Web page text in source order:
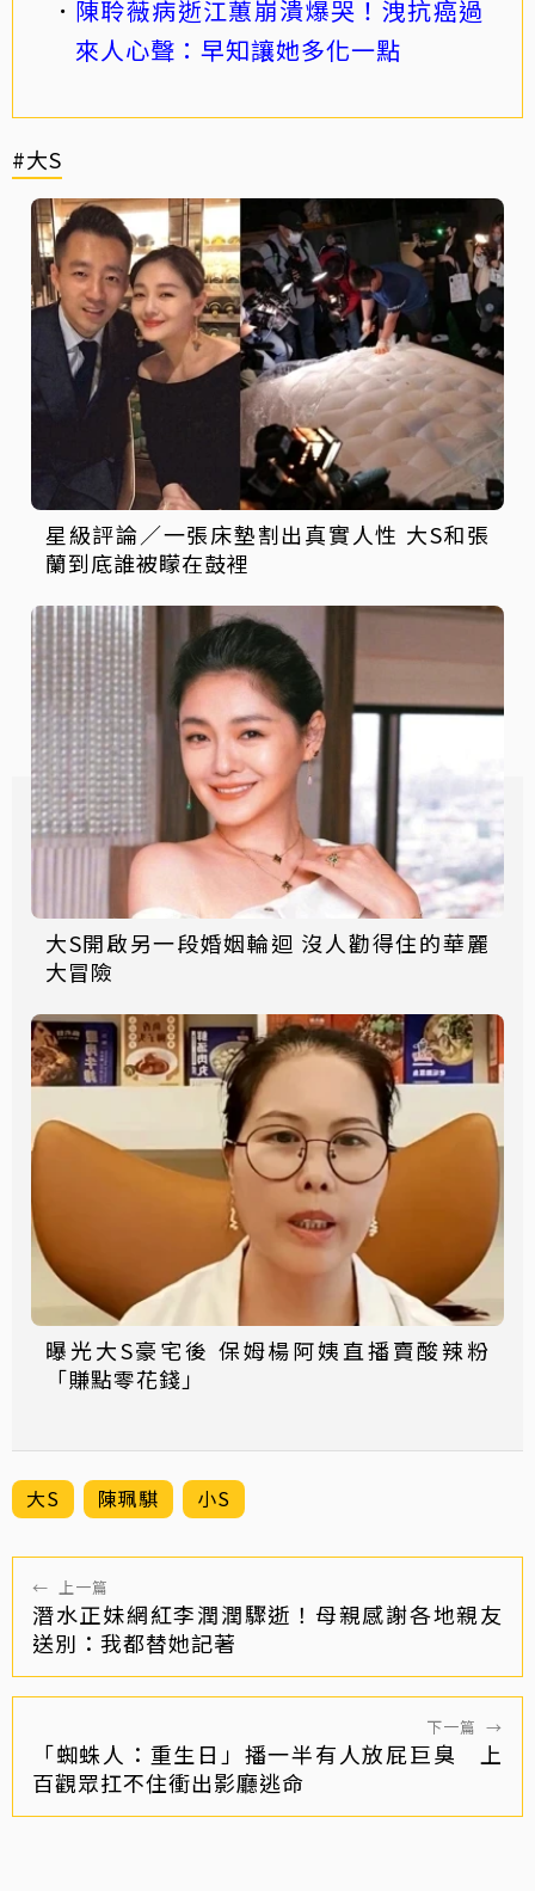
陳聆薇病逝江蕙崩潰爆哭！洩抗癌過
來人心聲：早知讓她多化一點
#大S
星級評論／一張床墊割出真實人性 大S和張
蘭到底誰被矇在鼓裡
大S開啟另一段婚姻輪迴 沒人勸得住的華麗
大冒險
曝光大S豪宅後 保姆楊阿姨直播賣酸辣粉
「賺點零花錢」
大S 陳珮騏 小S
← 上一篇
潛水正妹網紅李潤潤驟逝！母親感謝各地親友
送別：我都替她記著
下一篇 →
「蜘蛛人：重生日」播一半有人放屁巨臭 上
百觀眾扛不住衝出影廳逃命